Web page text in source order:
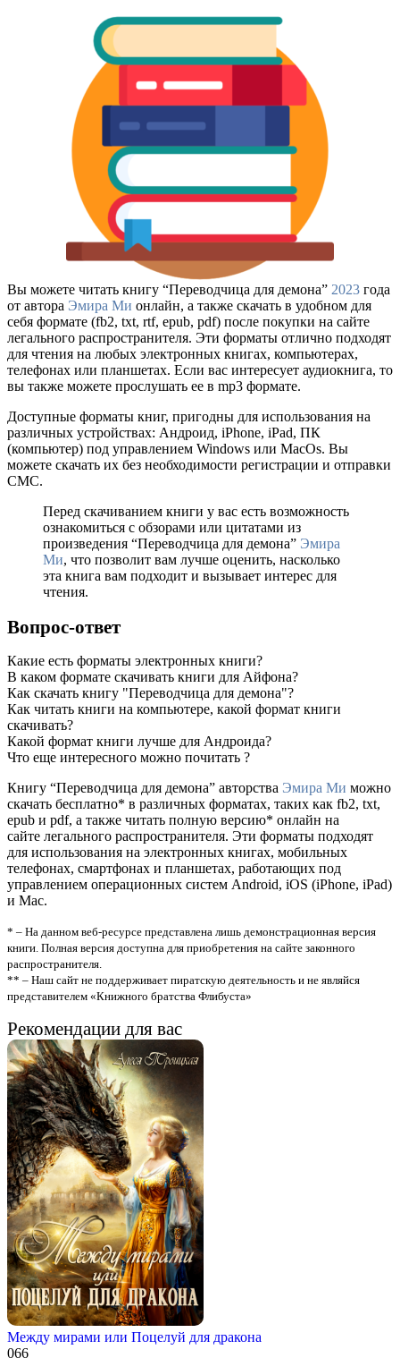
Вы можете читать книгу “Переводчица для демона” 2023 года
от автора Эмира Ми онлайн, а также скачать в удобном для
себя формате (fb2, txt, rtf, epub, pdf) после покупки на сайте
легального распространителя. Эти форматы отлично подходят
для чтения на любых электронных книгах, компьютерах,
телефонах или планшетах. Если вас интересует аудиокнига, то
вы также можете прослушать ее в mp3 формате.
Доступные форматы книг, пригодны для использования на
различных устройствах: Андроид, iPhone, iPad, ПК
(компьютер) под управлением Windows или MacOs. Вы
можете скачать их без необходимости регистрации и отправки
СМС.
Перед скачиванием книги у вас есть возможность
ознакомиться с обзорами или цитатами из
произведения “Переводчица для демона” Эмира
Ми, что позволит вам лучше оценить, насколько
эта книга вам подходит и вызывает интерес для
чтения.
Вопрос-ответ
Какие есть форматы электронных книги?
В каком формате скачивать книги для Айфона?
Как скачать книгу "Переводчица для демона"?
Как читать книги на компьютере, какой формат книги
скачивать?
Какой формат книги лучше для Андроида?
Что еще интересного можно почитать ?
Книгу “Переводчица для демона” авторства Эмира Ми можно
скачать бесплатно* в различных форматах, таких как fb2, txt,
epub и pdf, а также читать полную версию* онлайн на
сайте легального распространителя. Эти форматы подходят
для использования на электронных книгах, мобильных
телефонах, смартфонах и планшетах, работающих под
управлением операционных систем Android, iOS (iPhone, iPad)
и Mac.
* – На данном веб-ресурсе представлена лишь демонстрационная версия
книги. Полная версия доступна для приобретения на сайте законного
распространителя.
** – Наш сайт не поддерживает пиратскую деятельность и не являйся
представителем «Книжного братства Флибуста»
Рекомендации для вас
Между мирами или Поцелуй для дракона
066